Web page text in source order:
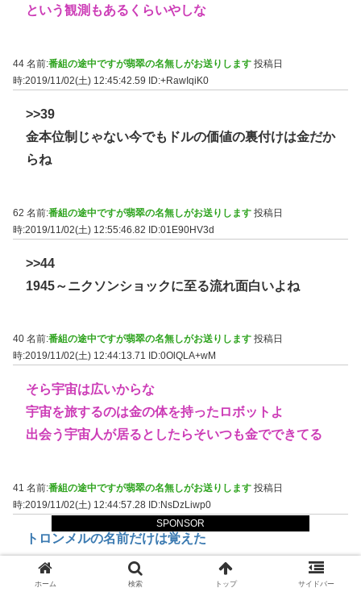
SPONSOR
という観測もあるくらいやしな
44 名前:番組の途中ですが翡翠の名無しがお送りします 投稿日
時:2019/11/02(土) 12:45:42.59
ID:+RawIqiK0
>>39
金本位制じゃない今でもドルの価値の裏付けは金だか
らね
62 名前:番組の途中ですが翡翠の名無しがお送りします 投稿日
時:2019/11/02(土) 12:55:46.82 ID:01E90HV3d
>>44
1945～ニクソンショックに至る流れ面白いよね
40 名前:番組の途中ですが翡翠の名無しがお送りします 投稿日
時:2019/11/02(土) 12:44:13.71
ID:0OlQLA+wM
そら宇宙は広いからな
宇宙を旅するのは金の体を持ったロボットよ
出会う宇宙人が居るとしたらそいつも金でできてる
41 名前:番組の途中ですが翡翠の名無しがお送りします 投稿日
時:2019/11/02(土) 12:44:57.28 ID:NsDzLiwp0
トロンメルの名前だけは覚えた
ホーム 検索 トップ サイドバー